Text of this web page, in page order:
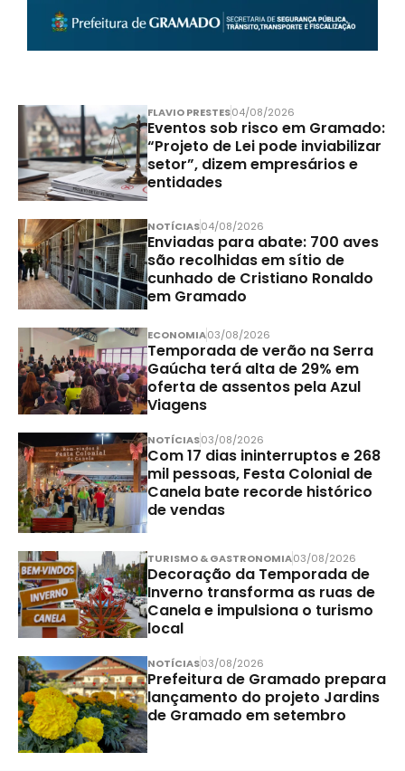
FLAVIO PRESTES04/08/2026
Eventos sob risco em Gramado:
“Projeto de Lei pode inviabilizar
setor”, dizem empresários e
entidades
NOTÍCIAS04/08/2026
Enviadas para abate: 700 aves
são recolhidas em sítio de
cunhado de Cristiano Ronaldo
em Gramado
ECONOMIA03/08/2026
Temporada de verão na Serra
Gaúcha terá alta de 29% em
oferta de assentos pela Azul
Viagens
NOTÍCIAS03/08/2026
Com 17 dias ininterruptos e 268
mil pessoas, Festa Colonial de
Canela bate recorde histórico
de vendas
TURISMO & GASTRONOMIA03/08/2026
Decoração da Temporada de
Inverno transforma as ruas de
Canela e impulsiona o turismo
local
NOTÍCIAS03/08/2026
Prefeitura de Gramado prepara
lançamento do projeto Jardins
de Gramado em setembro